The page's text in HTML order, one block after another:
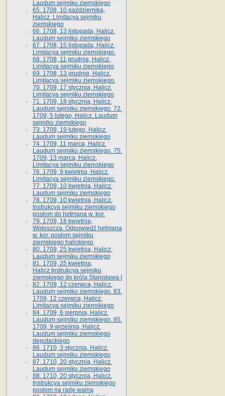
Laudum sejmiku ziemskiego
65­. 1708, 10 października,
Halicz. Limitacya sejmiku
ziemskiego
66. 1708, 13 listopada, Halicz.
Laudum sejmiku ziemskiego
67. 1708, 15 listopada, Halicz.
Limitacya sejmiku ziemskiego.
68. 1708, 11 grudnia, Halicz.
Limitacya sejmiku ziemskiego
69. 1708, 13 grudnia, Halicz.
Limitacya sejmiku ziemskiego.
70. 1709, 17 stycznia, Halicz.
Limitacya sejmiku ziemskiego
71. 1709, 18 stycznia, Halicz.
Laudum sejmiku ziemskiego. 72.
1709, 5 lutego, Halicz. Laudum
sejmiku ziemskiego
73. 1709, 19 lutego, Halicz.
Laudum sejmiku ziemskiego
74. 1709, 11 marca, Halicz.
Laudum sejmiku ziemskiego. 75.
1709, 13 marca, Halicz.
Limitacya sejmiku ziemskiego
76. 1709, 9 kwietnia, Halicz.
Limitacya sejmiku ziemskiego.
77. 1709, 10 kwietnia, Halicz.
Laudum sejmiku ziemskiego
78. 1709, 10 kwietnia, Halicz.
Instrukcya sejmiku ziemskiego
posłom do hetmana w. kor.
79. 1709, 18 kwietnia,
Wołoszcza. Odpowiedź hetmana
w. kor. posłom sejmiku
ziemskiego halickiego
80. 1709, 25 kwietnia, Halicz.
Laudum sejmiku ziemskiego
81. 1709, 25 kwietnia,
Halicz.Instrukcya sejmiku
ziemskiego do króla Stanisława I
82. 1709, 12 czerwca, Halicz.
Laudum sejmiku ziemskiego. 83.
1709, 12 czerwca, Halicz.
Limitacya sejmiku ziemskiego
84. 1709, 6 sierpnia, Halicz.
Laudum sejmiku ziemskiego. 85.
1709, 9 września, Halicz.
Laudum sejmiku ziemskiego
deputackiego
86. 1710, 3 stycznia, Halicz.
Laudum sejmiku ziemskiego
87. 1710, 20 stycznia, Halicz.
Laudum sejmiku ziemskiego
88. 1710, 20 stycznia, Halicz.
Instrukcya sejmiku ziemskiego
posłom na radę walną